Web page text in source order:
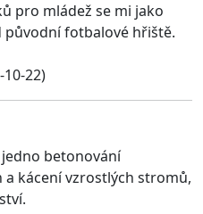
pro mládež se mi jako
fotbalové hřiště.
22)
betonování
kácení vzrostlých stromů,